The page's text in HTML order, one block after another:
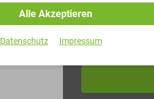
Artikel-Nr.
Alle Akzeptieren
Datenschutz Impressum